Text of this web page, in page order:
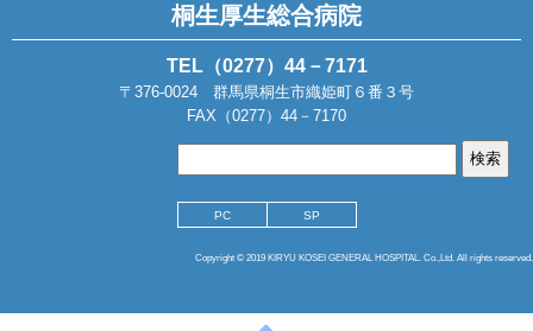
桐生厚生総合病院
TEL（0277）44－7171
〒376-0024 群馬県桐生市織姫町６番３号
FAX（0277）44－7170
PC SP
Copyright © 2019 KIRYU KOSEI GENERAL HOSPITAL. Co.,Ltd. All rights reserved.